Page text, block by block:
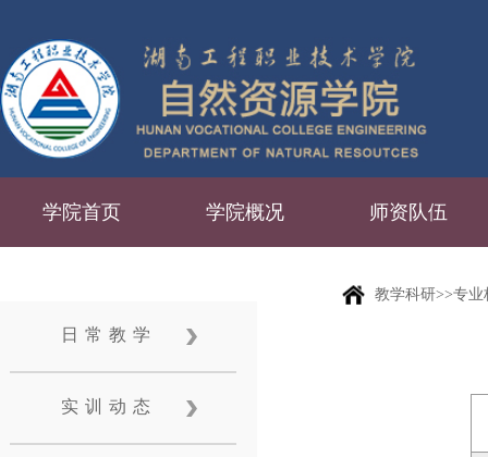
学院首页 学院概况 师资队伍
日常教学
实训动态
教学科研>>专